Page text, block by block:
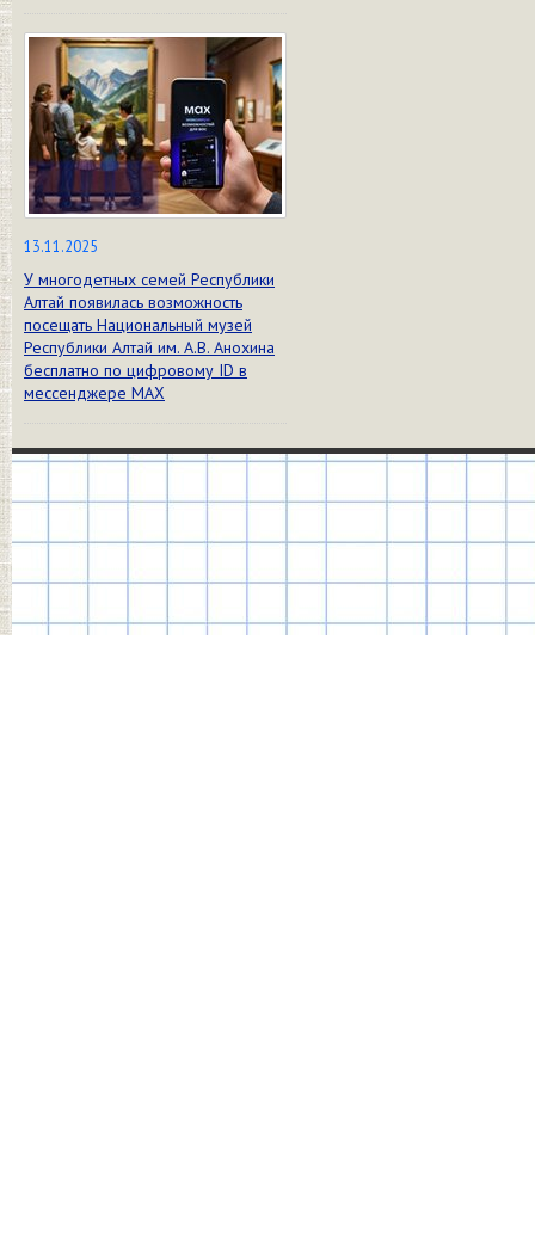
13.11.2025
У многодетных семей Республики
Алтай появилась возможность
посещать Национальный музей
Республики Алтай им. А.В. Анохина
бесплатно по цифровому ID в
мессенджере МАХ